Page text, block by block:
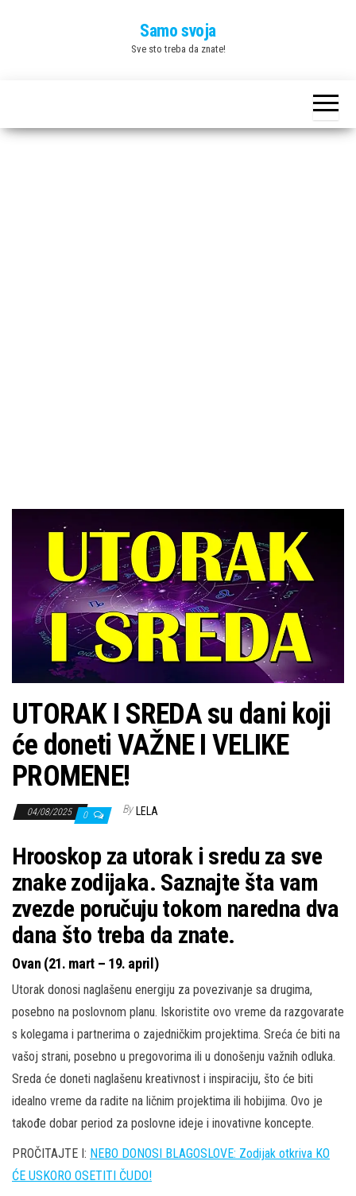
Samo svoja
Sve sto treba da znate!
UTORAK I SREDA su dani koji
će doneti VAŽNE I VELIKE
PROMENE!
04/08/2025 0 By LELA
Hrooskop za utorak i sredu za sve
znake zodijaka. Saznajte šta vam
zvezde poručuju tokom naredna dva
dana što treba da znate.
Ovan (21. mart – 19. april)
Utorak donosi naglašenu energiju za povezivanje sa drugima,
posebno na poslovnom planu. Iskoristite ovo vreme da razgovarate
s kolegama i partnerima o zajedničkim projektima. Sreća će biti na
vašoj strani, posebno u pregovorima ili u donošenju važnih odluka.
Sreda će doneti naglašenu kreativnost i inspiraciju, što će biti
idealno vreme da radite na ličnim projektima ili hobijima. Ovo je
takođe dobar period za poslovne ideje i inovativne koncepte.
PROČITAJTE I: NEBO DONOSI BLAGOSLOVE: Zodijak otkriva KO
ĆE USKORO OSETITI ČUDO!